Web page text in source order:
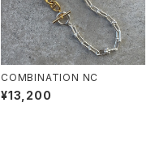
COMBINATION NC
¥13,200